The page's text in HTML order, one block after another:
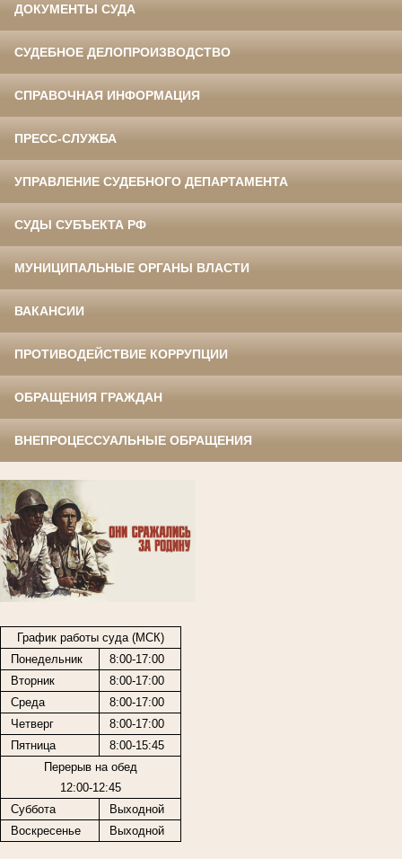
ДОКУМЕНТЫ СУДА
СУДЕБНОЕ ДЕЛОПРОИЗВОДСТВО
СПРАВОЧНАЯ ИНФОРМАЦИЯ
ПРЕСС-СЛУЖБА
УПРАВЛЕНИЕ СУДЕБНОГО ДЕПАРТАМЕНТА
СУДЫ СУБЪЕКТА РФ
МУНИЦИПАЛЬНЫЕ ОРГАНЫ ВЛАСТИ
ВАКАНСИИ
ПРОТИВОДЕЙСТВИЕ КОРРУПЦИИ
ОБРАЩЕНИЯ ГРАЖДАН
ВНЕПРОЦЕССУАЛЬНЫЕ ОБРАЩЕНИЯ
График работы суда (МСК)
Понедельник
8:00-17:00
Вторник
8:00-17:00
Среда
8:00-17:00
Четверг
8:00-17:00
Пятница
8:00-15:45
Перерыв на обед
12:00-12:45
Суббота
Выходной
Воскресенье
Выходной